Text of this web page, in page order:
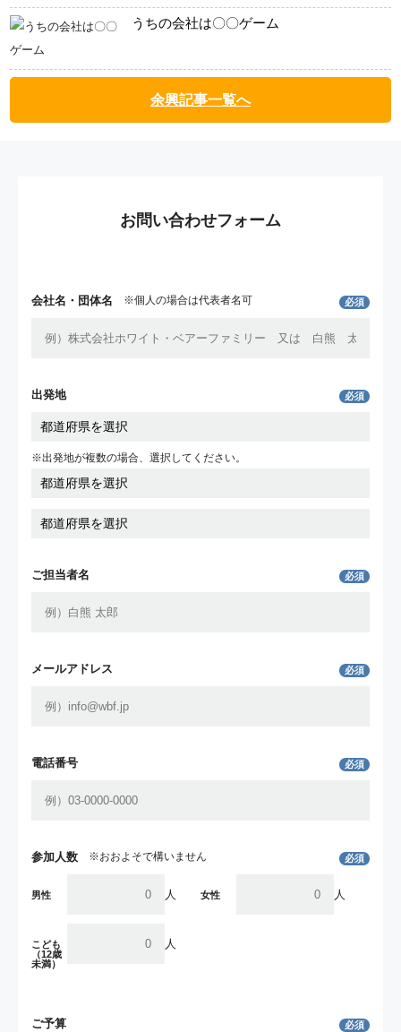
うちの会社は〇〇ゲーム
余興記事一覧へ
お問い合わせフォーム
会社名・団体名 ※個人の場合は代表者名可 必須
出発地 必須
※出発地が複数の場合、選択してください。
ご担当者名 必須
メールアドレス 必須
電話番号 必須
参加人数 ※おおよそで構いません 必須
男性 人 女性 人
こども
（12歳
未満）
人
ご予算 必須